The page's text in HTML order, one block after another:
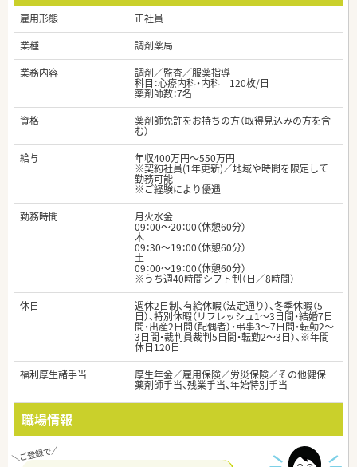
雇用形態
正社員
業種
調剤薬局
業務内容
調剤／監査／服薬指導
科目：心療内科・内科 120枚/日
薬剤師数：7名
資格
薬剤師免許をお持ちの方（取得見込みの方を含
む）
給与
年収400万円～550万円
※契約社員(1年更新)／地域や時間を限定して
勤務可能
※ご経験により優遇
勤務時間
月火水金
09：00～20：00（休憩60分）
木
09：30～19：00（休憩60分）
土
09：00～19：00（休憩60分）
※うち週40時間シフト制（日／8時間）
休日
週休2日制、有給休暇（法定通り）、冬季休暇（5
日）、特別休暇（リフレッシュ1～3日間・結婚7日
間・出産2日間（配偶者）・弔事3～7日間・転勤2～
3日間・裁判員裁判5日間・転勤2～3日）、※年間
休日120日
福利厚生諸手当
厚生年金／雇用保険／労災保険／その他健保
薬剤師手当、残業手当、年始特別手当
職場情報